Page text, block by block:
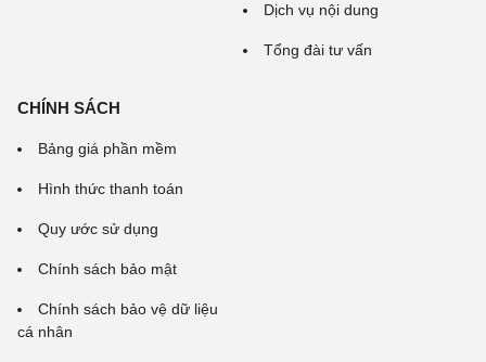
Dịch vụ nội dung
Tổng đài tư vấn
CHÍNH SÁCH
Bảng giá phần mềm
Hình thức thanh toán
Quy ước sử dụng
Chính sách bảo mật
Chính sách bảo vệ dữ liệu
cá nhân